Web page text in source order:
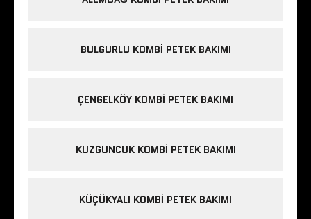
BULGURLU KOMBI PETEK BAKIMI
ÇENGELKÖY KOMBI PETEK BAKIMI
KUZGUNCUK KOMBI PETEK BAKIMI
KÜÇÜKYALI KOMBI PETEK BAKIMI